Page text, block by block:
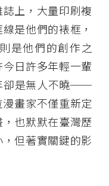
上，大量印刷複
是他們的裱框，
是他們的創作之
日許多年輕一輩
卻是無人不曉──
畫家不僅重新定
也默默在臺灣歷
但著實關鍵的影